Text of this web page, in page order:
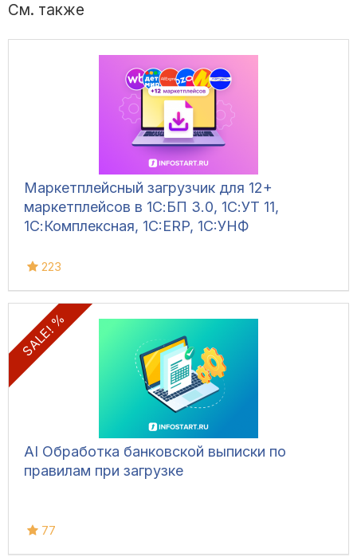
См. также
Маркетплейсный загрузчик для 12+
маркетплейсов в 1С:БП 3.0, 1С:УТ 11,
1С:Комплексная, 1C:ERP, 1C:УНФ
223
SALE! %
AI Обработка банковской выписки по
правилам при загрузке
77